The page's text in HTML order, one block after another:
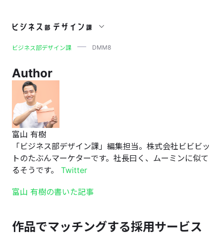
DMM8
ビジネス部デザイン課 DMM8
Author
富山 有樹
「ビジネス部デザイン課」編集担当。株式会社ビビビッ
トのたぶんマーケターです。社長曰く、ムーミンに似て
るそうです。 Twitter
富山 有樹の書いた記事
作品でマッチングする採用サービス